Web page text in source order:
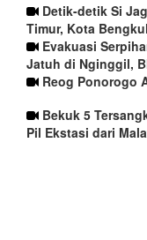
Detik-detik Si
Timur, Kota
Evakuasi
Jatuh di Nginggil,
Reog Ponorogo
Bekuk 5
Pil Ekstasi dari